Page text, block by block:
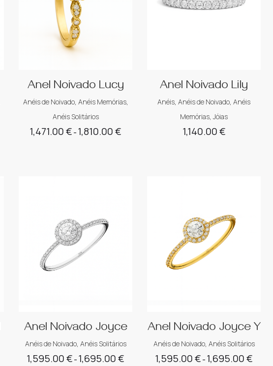
Anel Noivado Lucy
Anéis de Noivado, Anéis Memórias,
Anéis Solitários
1,471.00€ – 1,810.00€
Anel Noivado Lily
Anéis, Anéis de Noivado, Anéis
Memórias, Jóias
1,140.00€
Anel Noivado Joyce
Anéis de Noivado, Anéis Solitários
1,595.00€ – 1,695.00€
Anel Noivado Joyce Y
Anéis de Noivado, Anéis Solitários
1,595.00€ – 1,695.00€